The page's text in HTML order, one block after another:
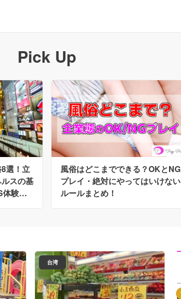
Pick Up
選！立
スの基
体験
風俗はどこまでできる？OKとNG
プレイ・絶対にやってはいけない
ルールまとめ！
台湾